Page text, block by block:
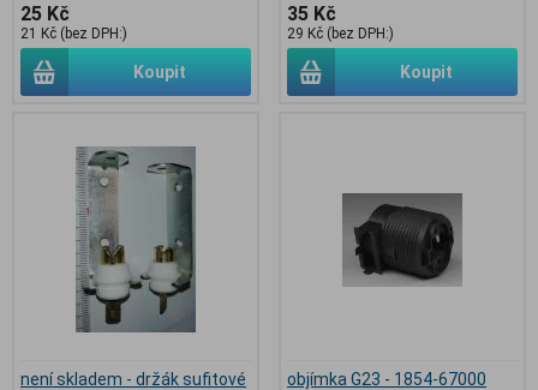
25 Kč
21 Kč (bez DPH:)
Koupit
35 Kč
29 Kč (bez DPH:)
Koupit
není skladem - držák sufitové
objímka G23 - 1854-67000